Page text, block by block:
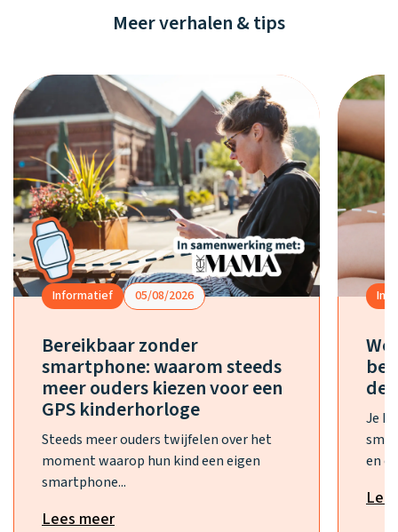
Meer verhalen & tips
Informatief 05/08/2026
Bereikbaar zonder
smartphone: waarom steeds
meer ouders kiezen voor een
GPS kinderhorloge
Steeds meer ouders twijfelen over het
moment waarop hun kind een eigen
smartphone...
Lees meer
de
Je
en